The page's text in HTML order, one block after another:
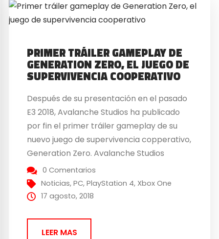
PRIMER TRÁILER GAMEPLAY DE
GENERATION ZERO, EL JUEGO DE
SUPERVIVENCIA COOPERATIVO
Después de su presentación en el pasado
E3 2018, Avalanche Studios ha publicado
por fin el primer tráiler gameplay de su
nuevo juego de supervivencia copperativo,
Generation Zero. Avalanche Studios
muestra el primer tráiler gameplay
de Generation Zero Avalanche Studios ha
publicado el primer tráiler gameplay de
Generation Zero está ambientado...
0 Comentarios
Noticias,PC,PlayStation 4, Xbox One
17 agosto, 2018
LEER MAS